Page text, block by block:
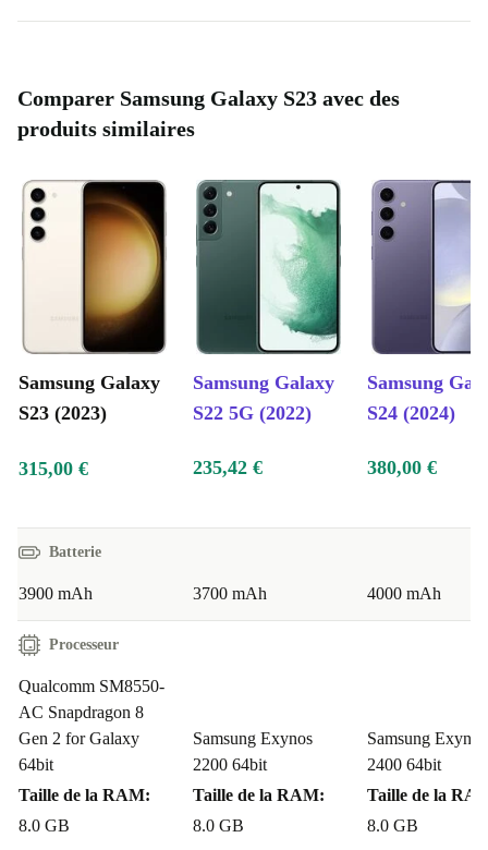
Comparer Samsung Galaxy S23 avec des
produits similaires
Samsung Galaxy
S23 (2023)
Samsung Galaxy
S22 5G (2022)
Samsung
S24 (2024)
315,00 € 235,42 € 380,00 €
Batterie
3900 mAh 3700 mAh 4000 mAh
Processeur
Qualcomm SM8550-
AC Snapdragon 8
Gen 2 for Galaxy
64bit
Taille de la RAM:
8.0 GB
Samsung Exynos
2200 64bit
Taille de la RAM:
8.0 GB
Samsung Exynos
2400 64bit
Taille de la
8.0 GB